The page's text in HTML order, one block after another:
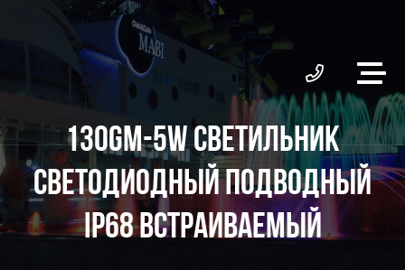
130GM-5W СВЕТИЛЬНИК
СВЕТОДИОДНЫЙ ПОДВОДНЫЙ
IP68 ВСТРАИВАЕМЫЙ